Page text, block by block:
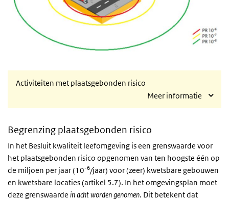
Activiteiten met plaatsgebonden risico
Meer informatie
Begrenzing plaatsgebonden risico
In het Besluit kwaliteit leefomgeving is een grenswaarde voor
het plaatsgebonden risico opgenomen van ten hoogste één op
de miljoen per jaar (10-6/jaar) voor (zeer) kwetsbare gebouwen
en kwetsbare locaties (artikel 5.7). In het omgevingsplan moet
deze grenswaarde in acht worden genomen. Dit betekent dat